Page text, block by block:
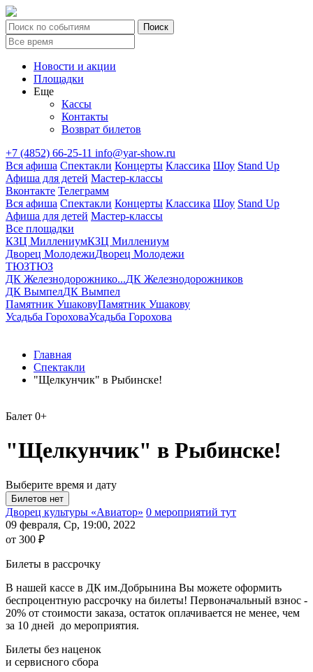
Новости и акции
Площадки
Еще
Кассы
Контакты
Возврат билетов
+7 (4852) 66-25-11 info@yar-show.ru
Вся афиша Спектакли Концерты Классика Шоу Stand Up
Афиша для детей Мастер-классы
Вконтакте Телеграмм
Вся афиша Спектакли Концерты Классика Шоу Stand Up
Афиша для детей Мастер-классы
Все площадки
КЗЦ МиллениумКЗЦ Миллениум
Дворец МолодежиДворец Молодежи
ТЮЗТЮЗ
ДК Железнодорожнико...ДК Железнодорожников
ДК ВымпелДК Вымпел
Памятник УшаковуПамятник Ушакову
Усадьба ГороховаУсадьба Горохова
Главная
Спектакли
"Щелкунчик" в Рыбинске!
Балет 0+
"Щелкунчик" в Рыбинске!
Выберите время и дату
Дворец культуры «Авиатор» 0 мероприятий тут
09 февраля, Ср, 19:00, 2022
от 300 ₽
Билеты в рассрочку
В нашей кассе в ДК им.Добрынина Вы можете оформить
беспроцентную рассрочку на билеты! Первоначальный взнос -
20% от стоимости заказа, остаток оплачивается не менее, чем
за 10 дней до мероприятия.
Билеты без наценок
и сервисного сбора